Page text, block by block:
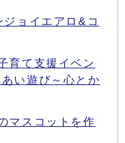
ジョイエアロ&コ
育て支援イベン
い遊び～心とか
マスコットを作